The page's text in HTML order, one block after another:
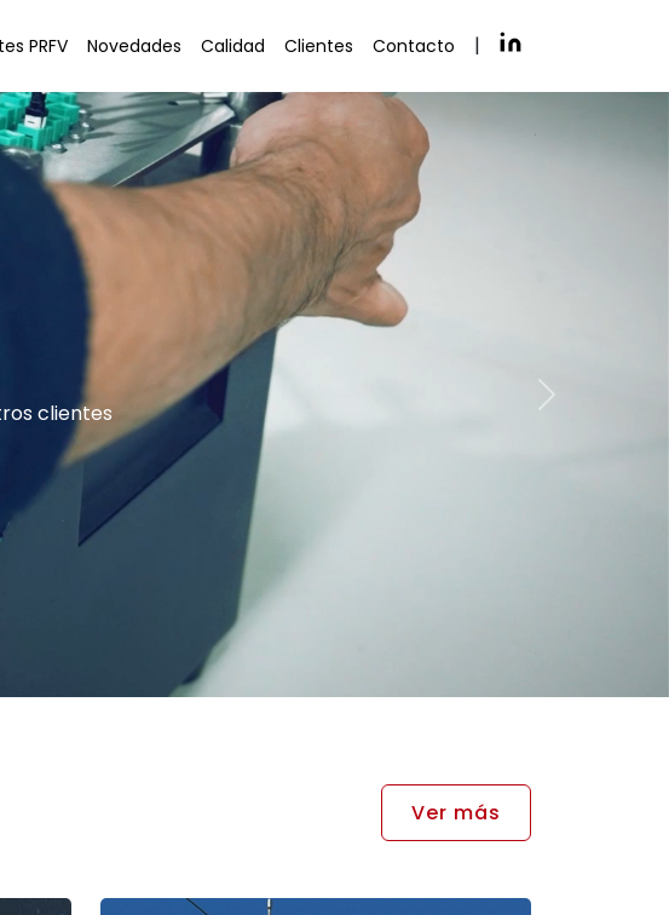
PRFV Novedades Calidad Clientes Contacto |
clientes
Siguiente
Ver más